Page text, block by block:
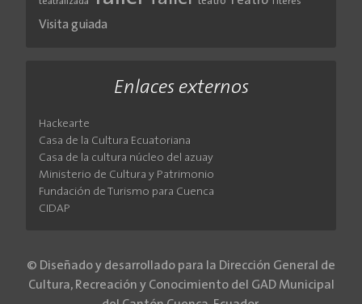
Visita guiada
Enlaces externos
Hackearte
Casa de la Cultura Ecuatoriana
Casa de la cultura núcleo del azuay
Ministerio de Cultura y Patrimonio
Fundación de Turismo para Cuenca
CIDAP
© Diseñado y desarrollado para la Dirección General de
Cultura, Recreación y Conocimiento del GAD Municipal